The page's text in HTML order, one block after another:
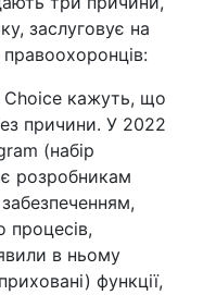
заслуговує на
правоохоронців:
Choice кажуть, що
причини. У 2022
(набір
розробникам
процесів,
в ньому
функції,